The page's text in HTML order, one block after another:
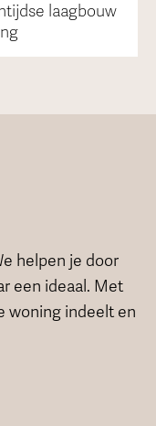
laagbouw
helpen je door
een ideaal. Met
woning indeelt en